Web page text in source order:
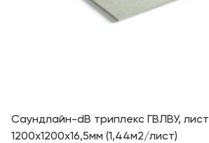
Саундлайн-dB триплекс ГВЛВУ, лист
1200х1200х16,5мм (1,44м2/лист)